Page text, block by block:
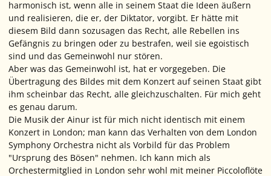
harmonisch ist, wenn alle in seinem Staat die Ideen äußern
und realisieren, die er, der Diktator, vorgibt. Er hätte mit
diesem Bild dann sozusagen das Recht, alle Rebellen ins
Gefängnis zu bringen oder zu bestrafen, weil sie egoistisch
sind und das Gemeinwohl nur stören.
Aber was das Gemeinwohl ist, hat er vorgegeben. Die
Übertragung des Bildes mit dem Konzert auf seinen Staat gibt
ihm scheinbar das Recht, alle gleichzuschalten. Für mich geht
es genau darum.
Die Musik der Ainur ist für mich nicht identisch mit einem
Konzert in London; man kann das Verhalten von dem London
Symphony Orchestra nicht als Vorbild für das Problem
"Ursprung des Bösen" nehmen. Ich kann mich als
Orchestermitglied in London sehr wohl mit meiner Piccoloflöte